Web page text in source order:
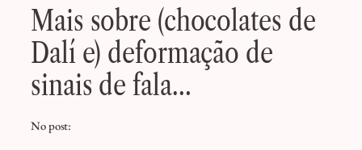
Mais sobre (chocolates de
Dalí e) deformação de
sinais de fala…
No post: